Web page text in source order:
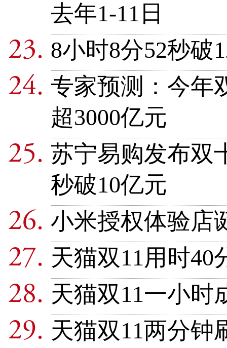
去年1-11日
8小时8分52秒破
专家预测：今年
超3000亿元
苏宁易购发布双
秒破10亿元
小米授权体验店
天猫双11用时40
天猫双11一小时
天猫双11两分钟